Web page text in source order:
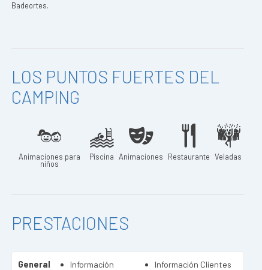
Badeortes.
LOS PUNTOS FUERTES DEL
CAMPING
Animaciones para
niños
Piscina Animaciones Restaurante Veladas
PRESTACIONES
General
Información
Información Clientes